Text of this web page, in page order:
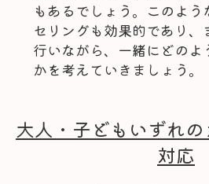
もあるでしょう。このよう
セリングも効果的であり、
行いながら、一緒にどのよ
かを考えていきましょう。
大人・子どもいずれ
対応